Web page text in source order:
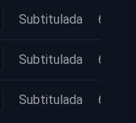
Subtitulada 6 años
Subtitulada 6 años
Subtitulada 6 años